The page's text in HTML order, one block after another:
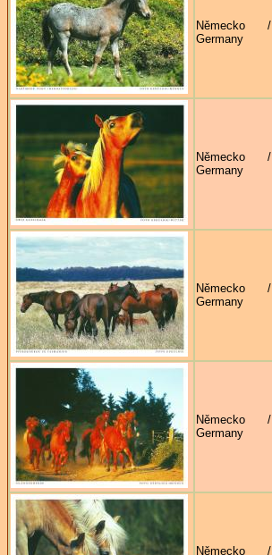
Německo /
Germany
Německo /
Germany
Německo /
Germany
Německo /
Germany
Německo /